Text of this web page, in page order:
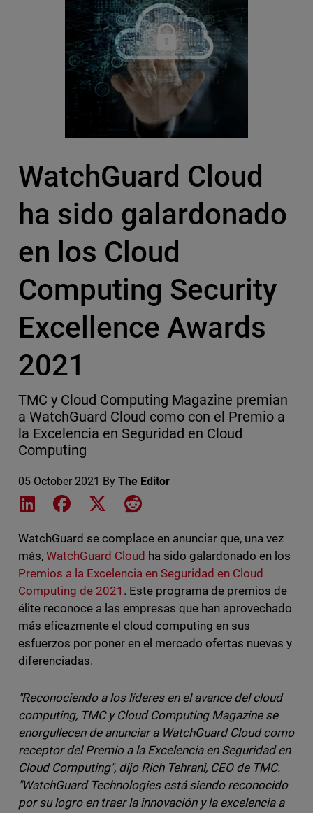
WatchGuard Cloud
ha sido galardonado
en los Cloud
Computing Security
Excellence Awards
2021
TMC y Cloud Computing Magazine premian
a WatchGuard Cloud como con el Premio a
la Excelencia en Seguridad en Cloud
Computing
05 October 2021 By The Editor
Share on LinkedIn
Share on Facebook
Share on XShare on Reddit
WatchGuard se complace en anunciar que, una vez
más, WatchGuard Cloud ha sido galardonado en los
Premios a la Excelencia en Seguridad en Cloud
Computing de 2021 . Este programa de premios de
élite reconoce a las empresas que han aprovechado
más eficazmente el cloud computing en sus
esfuerzos por poner en el mercado ofertas nuevas y
diferenciadas.
"Reconociendo a los líderes en el avance del cloud
computing, TMC y Cloud Computing Magazine se
enorgullecen de anunciar a WatchGuard Cloud como
receptor del Premio a la Excelencia en Seguridad en
Cloud Computing", dijo Rich Tehrani, CEO de TMC.
"WatchGuard Technologies está siendo reconocido
por su logro en traer la innovación y la excelencia a